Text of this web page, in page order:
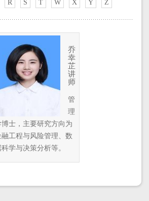
R S T W X Y Z
乔
幸
芷
讲
师
管
理
博士，主要研究方向为
融工程与风险管理、数
学与决策分析等。